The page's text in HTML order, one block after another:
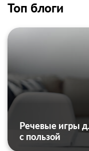
Топ блоги
Речевые игры
с пользой